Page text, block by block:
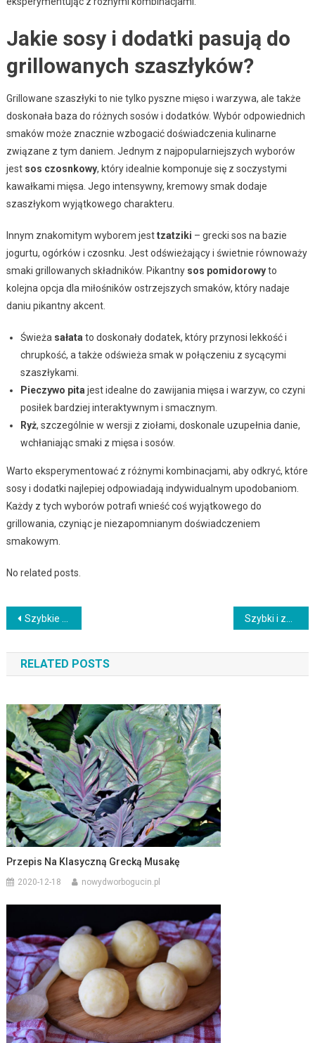
Jakie sosy i dodatki pasują do
grillowanych szaszłyków?
Grillowane szaszłyki to nie tylko pyszne mięso i warzywa, ale także
doskonała baza do różnych sosów i dodatków. Wybór odpowiednich
smaków może znacznie wzbogacić doświadczenia kulinarne
związane z tym daniem. Jednym z najpopularniejszych wyborów
jest sos czosnkowy, który idealnie komponuje się z soczystymi
kawałkami mięsa. Jego intensywny, kremowy smak dodaje
szaszłykom wyjątkowego charakteru.
Innym znakomitym wyborem jesttzatziki – grecki sos na bazie
jogurtu, ogórków i czosnku. Jest odświeżający i świetnie równoważy
smaki grillowanych składników. Pikantny sos pomidorowyto
kolejna opcja dla miłośników ostrzejszych smaków, który nadaje
daniu pikantny akcent.
Świeża sałata to doskonały dodatek, który przynosi lekkość i
chrupkość, a także odświeża smak w połączeniu z sycącymi
szaszłykami.
Pieczywo pita jest idealne do zawijania mięsa i warzyw, co czyni
posiłek bardziej interaktywnym i smacznym.
Ryż, szczególnie w wersji z ziołami, doskonale uzupełnia danie,
wchłaniając smaki z mięsa i sosów.
Warto eksperymentować z różnymi kombinacjami, aby odkryć, które
sosy i dodatki najlepiej odpowiadają indywidualnym upodobaniom.
Każdy z tych wyborów potrafi wnieść coś wyjątkowego do
grillowania, czyniąc je niezapomnianym doświadczeniem
smakowym.
No related posts.
Nawigacja
wpisu
Szybkie przepisy na domowe guacamole z dodatkiem owoców
RELATED POSTS
Przepis Na Klasyczną Grecką Musakę
2020-12-18 nowydworbogucin.pl